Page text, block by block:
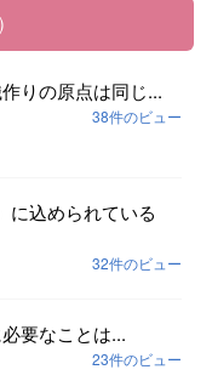
りの原点は同じ...
38件のビュー
に込められている
32件のビュー
要なことは...
23件のビュー